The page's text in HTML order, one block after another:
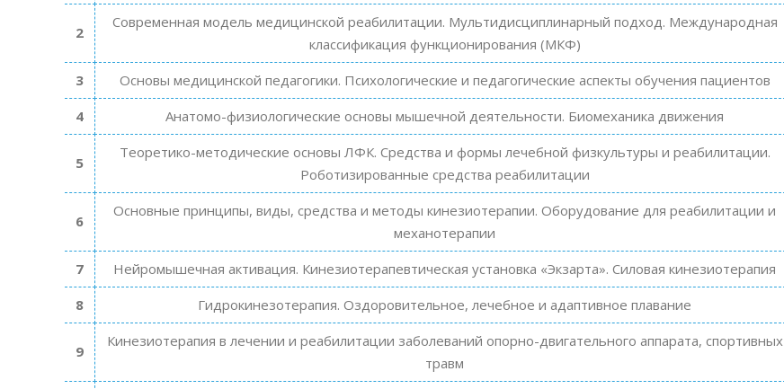
2
Современная модель медицинской реабилитации. Мультидисциплинарный подход. Международная
классификация функционирования (МКФ)
3 Основы медицинской педагогики. Психологические и педагогические аспекты обучения пациентов
4
Анатомо-физиологические основы мышечной деятельности. Биомеханика движения
5
Теоретико-методические основы ЛФК. Средства и формы лечебной физкультуры и реабилитации.
Роботизированные средства реабилитации
6
Основные принципы, виды, средства и методы кинезиотерапии. Оборудование для реабилитации и
механотерапии
7 Нейромышечная активация. Кинезиотерапевтическая установка «Экзарта». Силовая кинезиотерапия
8
Гидрокинезотерапия. Оздоровительное, лечебное и адаптивное плавание
9
Кинезиотерапия в лечении и реабилитации заболеваний опорно-двигательного аппарата, спортивных
травм